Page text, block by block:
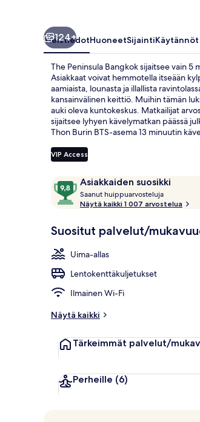
124+
YleistiedotHuoneetSijaintiKäytännöt
The Peninsula Bangkok sijaitsee vain
Asiakkaat voivat hemmotella itseään
aamiaista, lounasta ja illallista
kansainvälinen keittiö. Muihin tämän
auki oleva kuntokeskus. Matkailijat
sijaitsee lyhyen kävelymatkan päässä
Thon Burin BTS-asema 13 minuutin
VIP Access
ArvostelutAsiakkaiden suosikki
9,8
kautta
10,
suosikki
Saanut huippuarvosteluja
a
n
u
a
r
Näytä kaikki 1 007 arvostelua
Suositut palvelut/
Uima-allas
Lentokenttäkuljetukset
Ilmainen Wi-Fi
Näytä kaikki
Tärkeimmät palvelut/
Perheille (6)